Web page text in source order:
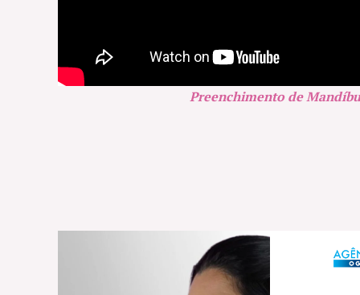
Preenchimento de